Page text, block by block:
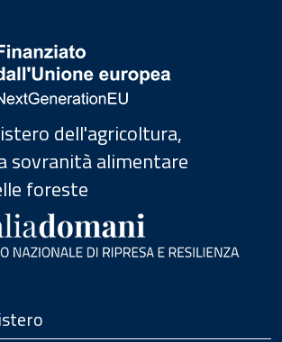
dell'agricoltura,
sovranità alimentare
foreste